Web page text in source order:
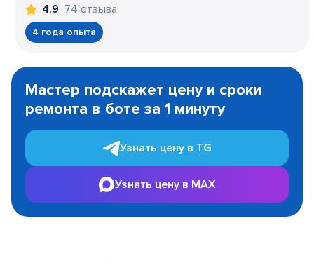
4,9 74 отзыва
4 года опыта
1
Мастер подскажет цену и сроки
ремонта в боте за 1 минуту
Узнать цену в TG
Узнать цену в MAX